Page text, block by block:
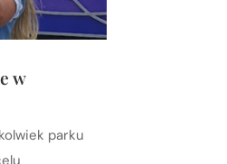
w
parku